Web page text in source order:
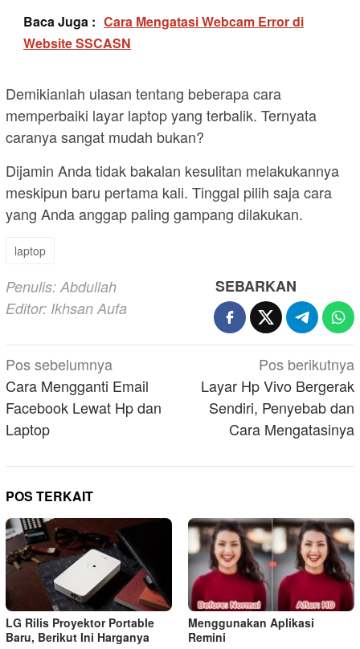
Baca Juga : Cara Mengatasi Webcam Error di
Website SSCASN
Demikianlah ulasan tentang beberapa cara
memperbaiki layar laptop yang terbalik. Ternyata
caranya sangat mudah bukan?
Dijamin Anda tidak bakalan kesulitan melakukannya
meskipun baru pertama kali. Tinggal pilih saja cara
yang Anda anggap paling gampang dilakukan.
laptop
Penulis: Abdullah
Editor: Ikhsan Aufa
SEBARKAN
Navigasi
pos
Pos sebelumnya
Cara Mengganti Email
Facebook Lewat Hp dan
Laptop
Pos berikutnya
Layar Hp Vivo Bergerak
Sendiri, Penyebab dan
Cara Mengatasinya
POS TERKAIT
LG Rilis Proyektor Portable
Baru, Berikut Ini Harganya
Menggunakan Aplikasi
Remini